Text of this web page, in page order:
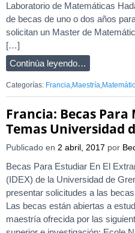
Laboratorio de Matemáticas
de becas de uno o dos años
solicitan un Master de
[…]
Continúa leyendo…
Categorías: Francia Maestría
Francia: Becas
Temas Universidad
Publicado en 2 abril, 2017 por
Becas Para Estudiar En El
(IDEX) de la Universidad de
presentar solicitudes a las
Las becas están abiertas a
maestría ofrecida por las